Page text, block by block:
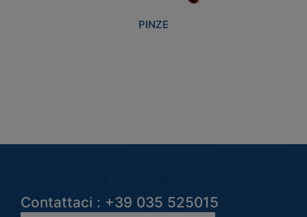
PINZE
Contattaci : +39 035 525015